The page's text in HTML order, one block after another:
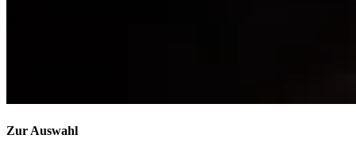
Zur Auswahl